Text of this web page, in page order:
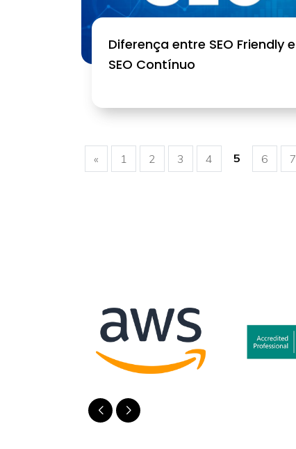
Diferença entre SEO Friendly e
SEO Contínuo
« 1 2 3 4 5 6 7